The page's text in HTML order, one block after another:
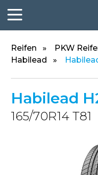
Reifen PKW
Habilead
Habilead
165/70R14 T81